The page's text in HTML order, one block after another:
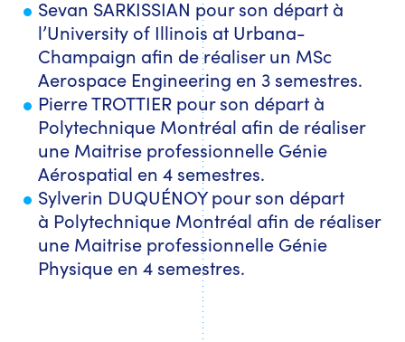
Sevan SARKISSIAN pour son départ à
l’University of Illinois at Urbana-
Champaign afin de réaliser un MSc
Aerospace Engineering en 3 semestres.
Pierre TROTTIER pour son départ à
Polytechnique Montréal afin de réaliser
une Maitrise professionnelle Génie
Aérospatial en 4 semestres.
Sylverin DUQUÉNOY pour son départ
à Polytechnique Montréal afin de réaliser
une Maitrise professionnelle Génie
Physique en 4 semestres.